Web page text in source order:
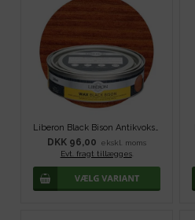
Liberon Black Bison Antikvoks - Mahognibrun
DKK 96,00
ekskl. moms
Evt. fragt tillægges.